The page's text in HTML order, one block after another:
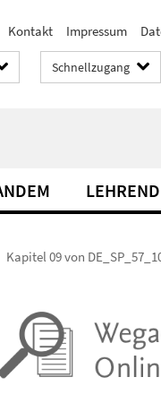
Kontakt Impressum
Schnellzugang
Kapitel 09 von